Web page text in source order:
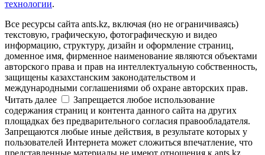
технологии.
Все ресурсы сайта ants.kz, включая (но не ограничиваясь)
текстовую, графическую, фотографическую и видео
информацию, структуру, дизайн и оформление страниц,
доменное имя, фирменное наименование являются объектами
авторского права и прав на интеллектуальную собственность,
защищены казахстанским законодательством и
международными соглашениями об охране авторских прав.
Читать далее
Запрещается любое использование
содержания страниц и контента данного сайта на других
площадках без предварительного согласия правообладателя.
Запрещаются любые иные действия, в результате которых у
пользователей Интернета может сложиться впечатление, что
представленные материалы не имеют отношения к ants.kz.